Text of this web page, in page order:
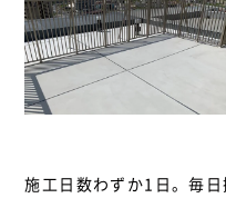
施工日数わずか1日。毎